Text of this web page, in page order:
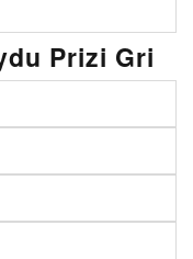
Prizi Gri